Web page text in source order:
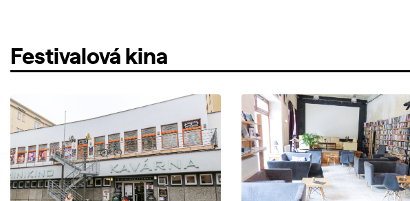
Festivalová kina